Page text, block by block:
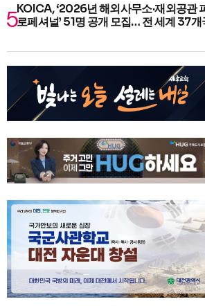
KOICA, ‘2026년 해외사무소·재외공관
로페셔널’ 51명 공개 모집… 전 세계 37개